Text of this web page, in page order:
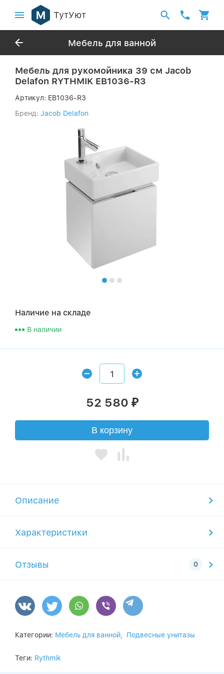
ТутУют
Мебель для ванной
Мебель для рукомойника 39 см Jacob
Delafon RYTHMIK EB1036-R3
Артикул: EB1036-R3
Бренд: Jacob Delafon
Наличие на складе
В наличии
52 580 ₽
В корзину
Описание
Характеристики
Отзывы
Категории: Мебель для ванной, Подвесные унитазы
Теги: Rythmik